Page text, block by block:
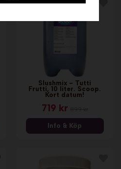
Slushmix - Tutti
Frutti, 10 liter. Scoop.
Kort datum!
719 kr
Info & Köp